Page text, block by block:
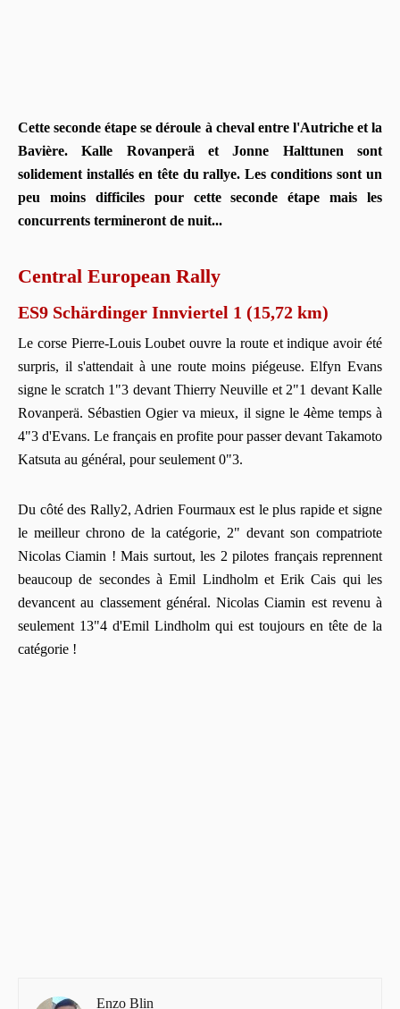
Cette seconde étape se déroule à cheval entre l'Autriche et la
Bavière. Kalle Rovanperä et Jonne Halttunen sont
solidement installés en tête du rallye. Les conditions sont un
peu moins difficiles pour cette seconde étape mais les
concurrents termineront de nuit...
Central European Rally
ES9 Schärdinger Innviertel 1 (15,72 km)
Le corse Pierre-Louis Loubet ouvre la route et indique avoir été
surpris, il s'attendait à une route moins piégeuse. Elfyn Evans
signe le scratch 1"3 devant Thierry Neuville et 2"1 devant Kalle
Rovanperä. Sébastien Ogier va mieux, il signe le 4ème temps à
4"3 d'Evans. Le français en profite pour passer devant Takamoto
Katsuta au général, pour seulement 0"3.
Du côté des Rally2, Adrien Fourmaux est le plus rapide et signe
le meilleur chrono de la catégorie, 2" devant son compatriote
Nicolas Ciamin ! Mais surtout, les 2 pilotes français reprennent
beaucoup de secondes à Emil Lindholm et Erik Cais qui les
devancent au classement général. Nicolas Ciamin est revenu à
seulement 13"4 d'Emil Lindholm qui est toujours en tête de la
catégorie !
Enzo Blin